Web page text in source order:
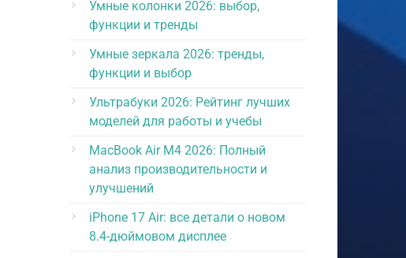
Умные колонки 2026: выбор,
функции и тренды
Умные зеркала 2026: тренды,
функции и выбор
Ультрабуки 2026: Рейтинг лучших
моделей для работы и учебы
MacBook Air M4 2026: Полный
анализ производительности и
улучшений
iPhone 17 Air: все детали о новом
8.4-дюймовом дисплее